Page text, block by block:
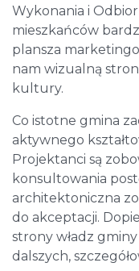
Wykonania i
mieszkańców
plansza
nam wizualną
kultury.
Co istotne gmina
aktywnego
Projektanci są
konsultowania
architektoniczna
do akceptacji.
strony władz
dalszych,